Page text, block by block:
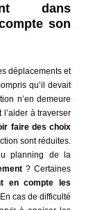
dans
son
déplacements et
qu’il devait
n’en demeure
à traverser
faire des choix
sont réduites.
planning de la
? Certaines
en compte les
cas de difficulté